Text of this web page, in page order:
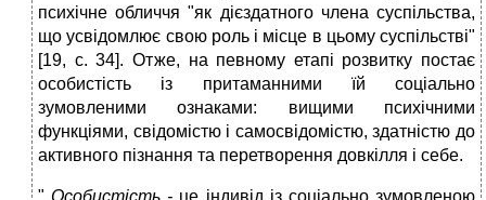
психічне обличчя "як дієздатного члена суспільства,
що усвідомлює свою роль і місце в цьому суспільстві"
[19, с. 34]. Отже, на певному етапі розвитку постає
особистість із притаманними їй соціально
зумовленими ознаками: вищими психічними
функціями, свідомістю і самосвідомістю, здатністю до
активного пізнання та перетворення довкілля і себе.